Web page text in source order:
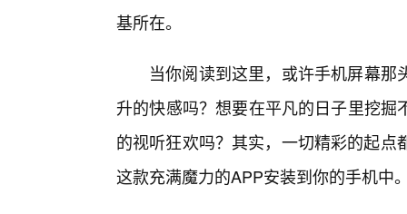
基所在。
当你阅读到这里，或许手机屏幕
升的快感吗？想要在平凡的日子里挖
的视听狂欢吗？其实，一切精彩的起
这款充满魔力的APP安装到你的手机中